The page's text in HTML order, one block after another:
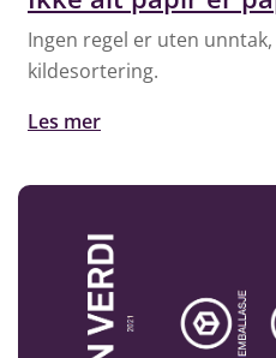
Ingen regel er uten
kildesortering.
Les mer